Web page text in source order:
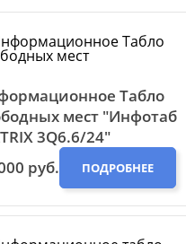
Табло
мест "Инфотаб
3Q6.6/24"
руб.
ПОДРОБНЕЕ